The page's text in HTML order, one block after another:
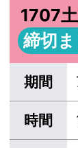
1707
締切
期間
時間